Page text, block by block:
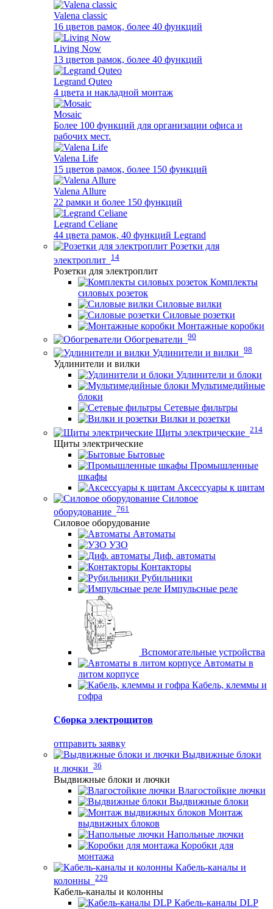
Valena classic
16 цветов рамок, более 40 функций
Living Now
13 цветов рамок, более 40 функций
Legrand Quteo
4 цвета и накладной монтаж
Mosaic
Более 100 функций для организации офиса и
рабочих мест.
Valena Life
15 цветов рамок, более 150 функций
Valena Allure
22 рамки и более 150 функций
Legrand Celiane
44 цвета рамок, 40 функций Legrand
Розетки для
электроплит 14
Розетки для электроплит
Комплекты
силовых розеток
Силовые вилки
Силовые розетки
Монтажные коробки
Обогреватели 90
Удлинители и вилки 98
Удлинители и вилки
Удлинители и блоки
Мультимедийные
блоки
Сетевые фильтры
Вилки и розетки
Щиты электрические 214
Щиты электрические
Бытовые
Промышленные
шкафы
Аксессуары к щитам
Силовое
оборудование 761
Силовое оборудование
Автоматы
УЗО
Диф. автоматы
Контакторы
Рубильники
Импульсные реле
Вспомогательные устройства
Автоматы в
литом корпусе
Кабель, клеммы и
гофра
Сборка электрощитов
отправить заявку
Выдвижные блоки
и лючки 36
Выдвижные блоки и лючки
Влагостойкие лючки
Выдвижные блоки
Монтаж
выдвижных блоков
Напольные лючки
Коробки для
монтажа
Кабель-каналы и
колонны 229
Кабель-каналы и колонны
Кабель-каналы DLP